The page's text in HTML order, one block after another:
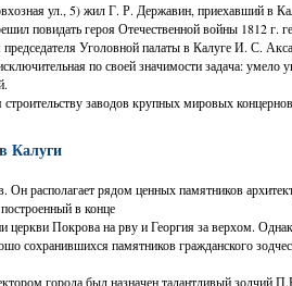
ул., 5) жил Г. Р. Державин, приехавший в
повидать героя Отечественной войны 1812 г.
председателя Уголовной палаты в Калуге И. С.
по своей значимости задача:
заводов крупных мировых
Калуги
Он располагает рядом ценных памятников
в конце
Покрова на рву и Георгия за верхом.
сохранившихся памятников гражданского
города был назначен талантливый